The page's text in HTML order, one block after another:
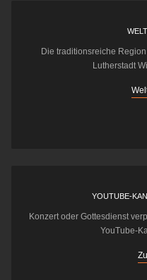
Die traditionsreiche
Lutherstadt
YOUTUBE-
Konzert oder Gottesdienst
YouTube-